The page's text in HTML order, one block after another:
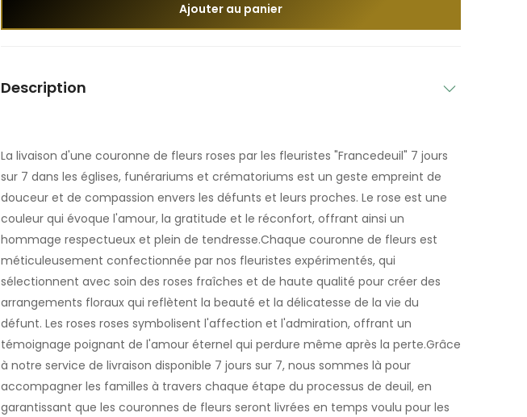
Ajouter au panier
Description
La livaison d'une couronne de fleurs roses par les fleuristes "Francedeuil" 7 jours
sur 7 dans les églises, funérariums et crématoriums est un geste empreint de
douceur et de compassion envers les défunts et leurs proches. Le rose est une
couleur qui évoque l'amour, la gratitude et le réconfort, offrant ainsi un
hommage respectueux et plein de tendresse.Chaque couronne de fleurs est
méticuleusement confectionnée par nos fleuristes expérimentés, qui
sélectionnent avec soin des roses fraîches et de haute qualité pour créer des
arrangements floraux qui reflètent la beauté et la délicatesse de la vie du
défunt. Les roses roses symbolisent l'affection et l'admiration, offrant un
témoignage poignant de l'amour éternel qui perdure même après la perte.Grâce
à notre service de livraison disponible 7 jours sur 7, nous sommes là pour
accompagner les familles à travers chaque étape du processus de deuil, en
garantissant que les couronnes de fleurs seront livrées en temps voulu pour les